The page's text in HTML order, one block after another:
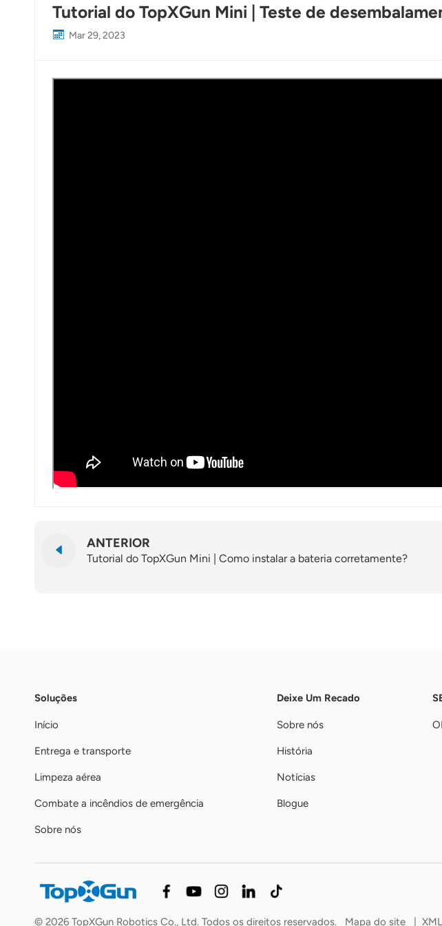
Tutorial do TopXGun Mini | Teste de
Mar 29, 2023
ANTERIOR
Tutorial do TopXGun Mini | Como instalar a bateria corretamente?
Soluções
Início
Entrega e transporte
Limpeza aérea
Combate a incêndios de emergência
Sobre nós
Deixe Um Recado
Sobre nós
História
Notícias
Blogue
© 2026 TopXGun Robotics Co., Ltd. Todos os direitos reservados. Mapa do site XML